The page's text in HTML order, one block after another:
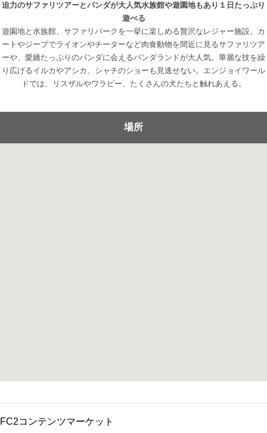
迫力のサファリツアーとパンダが大人気水族館や遊園地もあり１日たっぷり
遊べる
遊園地と水族館、サファリパークを一挙に楽しめる贅沢なレジャー施設。カ
ートやジープでライオンやチーターなど肉食動物を間近に見るサファリツア
ーや、愛嬌たっぷりのパンダに会えるパンダランドが大人気。華麗な技を繰
り広げるイルカやアシカ、シャチのショーも見逃せない。エンジョイワール
ドでは、リスザルやワラビー、たくさんの犬たちと触れあえる。
場所
FC2コンテンツマーケット